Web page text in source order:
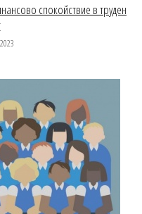
спокойствие в труден